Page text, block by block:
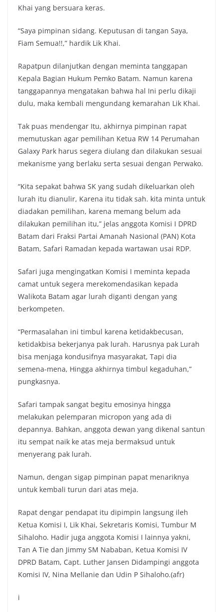
Khai yang bersuara keras.
“Saya pimpinan sidang. Keputusan di tangan Saya,
Fiam Semua!!,” hardik Lik Khai.
Rapatpun dilanjutkan dengan meminta tanggapan
Kepala Bagian Hukum Pemko Batam. Namun karena
tanggapannya mengatakan bahwa hal Ini perlu dikaji
dulu, maka kembali mengundang kemarahan Lik Khai.
Tak puas mendengar Itu, akhirnya pimpinan rapat
memutuskan agar pemilihan Ketua RW 14 Perumahan
Galaxy Park harus segera diulang dan dilakukan sesuai
mekanisme yang berlaku serta sesuai dengan Perwako.
“Kita sepakat bahwa SK yang sudah dikeluarkan oleh
lurah itu dianulir, Karena itu tidak sah. kita minta untuk
diadakan pemilihan, karena memang belum ada
dilakukan pemilihan itu,” jelas anggota Komisi I DPRD
Batam dari Fraksi Partai Amanah Nasional (PAN) Kota
Batam, Safari Ramadan kepada wartawan usai RDP.
Safari juga mengingatkan Komisi I meminta kepada
camat untuk segera merekomendasikan kepada
Walikota Batam agar lurah diganti dengan yang
berkompeten.
“Permasalahan ini timbul karena ketidakbecusan,
ketidakbisa bekerjanya pak lurah. Harusnya pak Lurah
bisa menjaga kondusifnya masyarakat, Tapi dia
semena-mena, Hingga akhirnya timbul kegaduhan,”
pungkasnya.
Safari tampak sangat begitu emosinya hingga
melakukan pelemparan micropon yang ada di
depannya. Bahkan, anggota dewan yang dikenal santun
itu sempat naik ke atas meja bermaksud untuk
menyerang pak lurah.
Namun, dengan sigap pimpinan papat menariknya
untuk kembali turun dari atas meja.
Rapat dengar pendapat itu dipimpin langsung ileh
Ketua Komisi I, Lik Khai, Sekretaris Komisi, Tumbur M
Sihaloho. Hadir juga anggota Komisi I lainnya yakni,
Tan A Tie dan Jimmy SM Nababan, Ketua Komisi IV
DPRD Batam, Capt. Luther Jansen Didampingi anggota
Komisi IV, Nina Mellanie dan Udin P Sihaloho.(afr)
i